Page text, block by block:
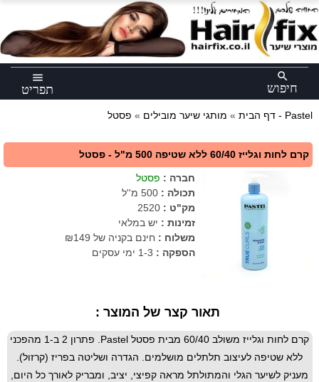
menu
תפריט
search
חיפוש
דף הבית » מותגי שיער מובילים » פסטל - Pastel
קרם לחות וגלייז 60/40 ללא שטיפה 500 מ"ל - פסטל
חברה : פסטל
תכולה : 500 מ''ל
מק"ט :
2520
זמינות : יש במלאי
משלוח : חינם בקניה של ₪149
הספקה : 1-3 ימי עסקים
תאור קצר של המוצר :
קרם לחות וגלייז משולב 60/40 מבית פסטל Pastel. פתרון 2 ב-1 מהפכני
ללא שטיפה לעיצוב תלתלים מושלמים. הגדרה ושליטה בפריז (קרזול).
מעניק לשיער הגלי והמתולתל מראה קפיצי, יציב, ומבריק לאורך כל היום,
×